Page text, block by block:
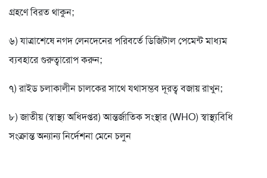
গ্রহণে বিরত থাকুন;
৬) যাত্রাশেষে নগদ লেনদেনের পরিবর্তে ডিজিটাল পেমেন্ট মাধ্যম
ব্যবহারে গুরুত্বারোপ করুন;
৭) রাইড চলাকালীন চালকের সাথে যথাসম্ভব দূরত্ব বজায় রাখুন;
৮) জাতীয় (স্বাস্থ্য অধিদপ্তর) আন্তর্জাতিক সংস্থার (WHO) স্বাস্থ্যবিধি
সংক্রান্ত অন্যান্য নির্দেশনা মেনে চলুন